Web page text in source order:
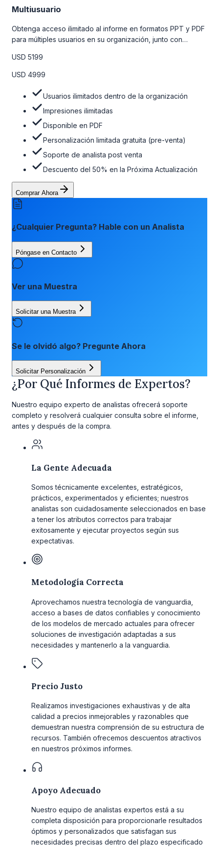
Multiusuario
Obtenga acceso ilimitado al informe en formatos PPT y PDF
para múltiples usuarios en su organización, junto con
venta, el soporte post-venta de nuestros analistas y una
opción de actualización gratuita del informe dentro de 180
la tabla de precios a continuación.
USD 5199
USD 4999
Usuarios ilimitados dentro de la organización
Impresiones ilimitadas
Disponible en PDF
Personalización limitada gratuita (pre-venta)
Soporte de analista post venta
Descuento del 50% en la Próxima Actualización
Comprar Ahora
¿Cualquier Pregunta? Hable con un Analista
Póngase en Contacto
Ver una Muestra
Solicitar una Muestra
Se le olvidó algo? Pregunte Ahora
Solicitar Personalización
¿Por Qué Informes de Expertos?
Nuestro equipo experto de analistas ofrecerá soporte
completo y resolverá cualquier consulta sobre el informe,
antes y después de la compra.
La Gente Adecuada
Somos técnicamente excelentes, estratégicos,
prácticos, experimentados y eficientes; nuestros
analistas son cuidadosamente seleccionados en base
a tener los atributos correctos para trabajar
exitosamente y ejecutar proyectos según sus
expectativas.
Metodología Correcta
Aprovechamos nuestra tecnología de vanguardia,
acceso a bases de datos confiables y conocimiento
de los modelos de mercado actuales para ofrecer
soluciones de investigación adaptadas a sus
necesidades y mantenerlo a la vanguardia.
Precio Justo
Realizamos investigaciones exhaustivas y de alta
calidad a precios inmejorables y razonables que
demuestran nuestra comprensión de su estructura de
recursos. También ofrecemos descuentos atractivos
en nuestros próximos informes.
Apoyo Adecuado
Nuestro equipo de analistas expertos está a su
completa disposición para proporcionarle resultados
óptimos y personalizados que satisfagan sus
necesidades precisas dentro del plazo especificado